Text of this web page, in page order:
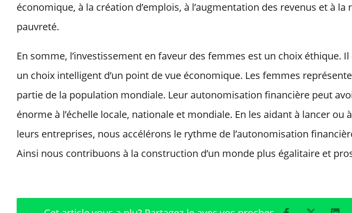
économique, à la création d’emplois, à l’augmentation des revenus et à la
pauvreté.
En somme, l’investissement en faveur des femmes est un choix éthique.
un choix intelligent d’un point de vue économique. Les femmes
partie de la population mondiale. Leur autonomisation financière peut
énorme à l’échelle locale, nationale et mondiale. En les aidant à lancer ou
leurs entreprises, nous accélérons le rythme de l’autonomisation
Ainsi nous contribuons à la construction d’un monde plus égalitaire et